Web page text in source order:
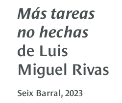
Más tareas
no hechas
de Luis
Miguel Rivas
Seix Barral, 2023